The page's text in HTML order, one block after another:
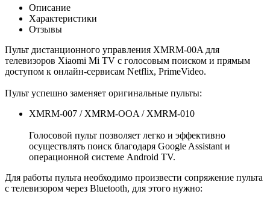
Описание
Характеристики
Отзывы
Пульт дистанционного управления XMRM-00A для
телевизоров Xiaomi Mi TV с голосовым поиском и прямым
доступом к онлайн-сервисам Netflix, PrimeVideo.
Пульт успешно заменяет оригинальные пульты:
XMRM-007 / XMRM-OOA / XMRM-010
Голосовой пульт позволяет легко и эффективно
осуществлять поиск благодаря Google Assistant и
операционной системе Android TV.
Для работы пульта необходимо произвести сопряжение пульта
с телевизором через Bluetooth, для этого нужно: